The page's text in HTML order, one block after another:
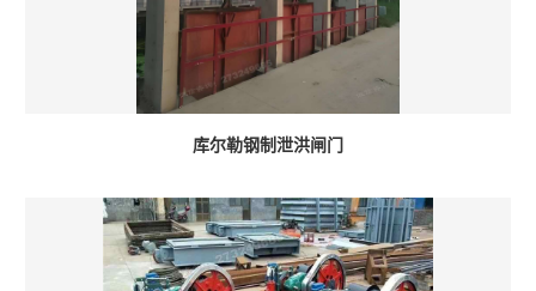
库尔勒钢制泄洪闸门